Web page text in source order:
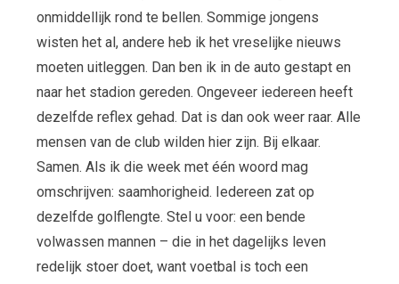
onmiddellijk rond te bellen. Sommige jongens
wisten het al, andere heb ik het vreselijke nieuws
moeten uitleggen. Dan ben ik in de auto gestapt en
naar het stadion gereden. Ongeveer iedereen heeft
dezelfde reflex gehad. Dat is dan ook weer raar. Alle
mensen van de club wilden hier zijn. Bij elkaar.
Samen. Als ik die week met één woord mag
omschrijven: saamhorigheid. Iedereen zat op
dezelfde golflengte. Stel u voor: een bende
volwassen mannen – die in het dagelijks leven
redelijk stoer doet, want voetbal is toch een